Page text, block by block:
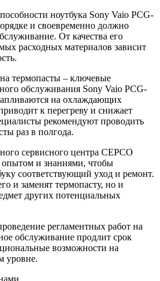
ноутбука Sony Vaio PCG-
и своевременно должно
От качества его
расходных материалов зависит
термопасты – ключевые
обслуживания Sony Vaio PCG-
на охлаждающих
к перегреву и снижает
рекомендуют проводить
раз в полгода.
сервисного центра СЕРСО
и знаниями, чтобы
соответствующий уход и ремонт.
и заменят термопасту, но и
других потенциальных
регламентных работ на
обслуживание продлит срок
возможности на
уровне.